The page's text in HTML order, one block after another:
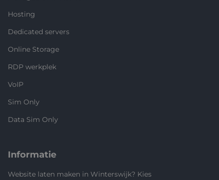
Hosting
Dedicated servers
Online Storage
RDP werkplek
VoIP
Sim Only
Data Sim Only
Informatie
Website laten maken in Winterswijk? Kies